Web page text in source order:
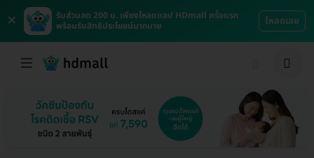
×
รับส่วนลด 200 บ. เพียงโหลดแอป HDmall ครั้งแรก
พร้อมรับสิทธิประโยชน์มากมาย
โหลดเลย